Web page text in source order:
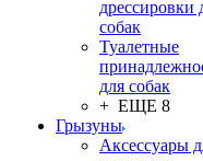
дрессировки
собак
Туалетные
для собак
+ ЕЩЕ 8
Грызуны
Аксессуары